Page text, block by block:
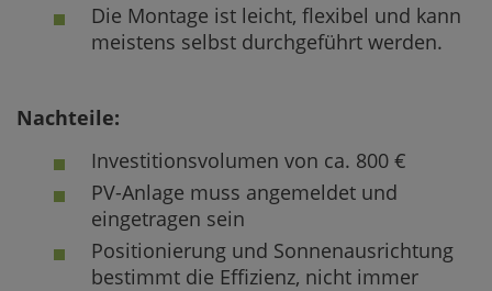
Die Montage ist leicht, flexibel und kann
meistens selbst durchgeführt werden.
Nachteile:
Investitionsvolumen von ca. 800 €
PV-Anlage muss angemeldet und
eingetragen sein
Positionierung und Sonnenausrichtung
bestimmt die Effizienz, nicht immer